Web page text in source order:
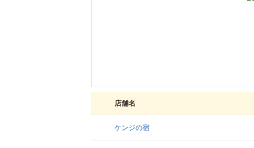
店舗名
ケンジの宿